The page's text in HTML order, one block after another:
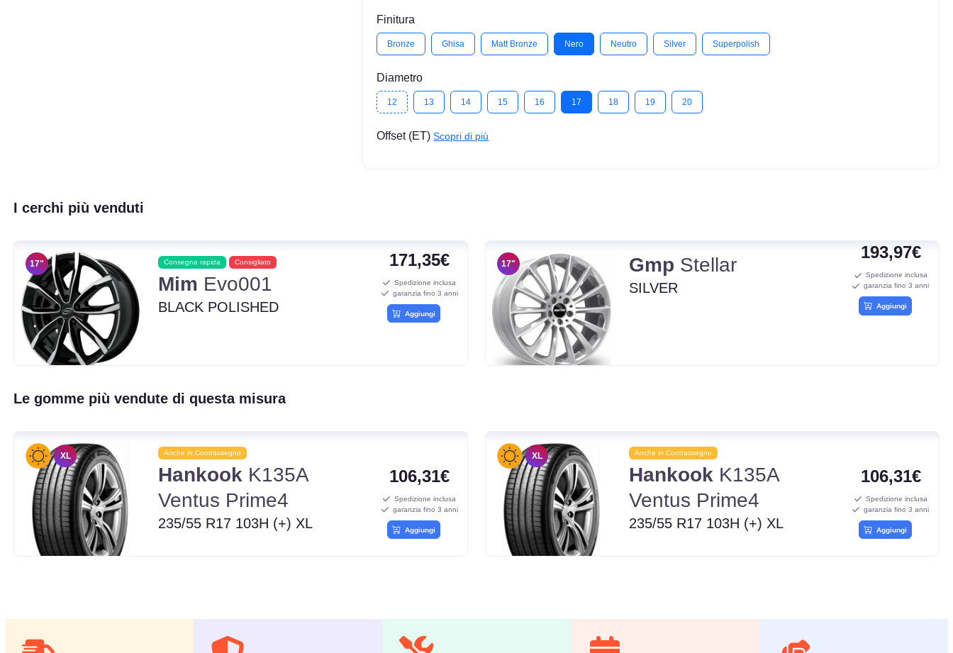
Finitura
Bronze Ghisa Matt Bronze Nero Neutro Silver Superpolish
Diametro
12 13 14 15 16 17 18 19 20
Offset (ET)Scopri di più
I cerchi più venduti
17" Consegna rapida Consigliato
Mim Evo001
BLACK POLISHED
171,35€
Spedizione inclusa
garanzia fino 3 anni
Aggiungi
17" Gmp Stellar
SILVER
193,97€
Spedizione inclusa
garanzia fino 3 anni
Aggiungi
Le gomme più vendute di questa misura
XL Anche in Contrassegno
HankookK135A
Ventus Prime4
235/55 R17 103H (+) XL
106,31€
Spedizione inclusa
garanzia fino 3 anni
Aggiungi
XL Anche in Contrassegno
Hankook K135A
Ventus Prime4
235/55 R17 103H (+) XL
106,31€
Spedizione inclusa
garanzia fino 3 anni
Aggiungi